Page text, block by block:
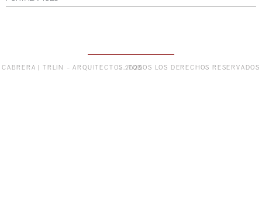
CABRERA | TRLIN – ARQUITECTOS. TODOS LOS DERECHOS RESERVADOS – 2025